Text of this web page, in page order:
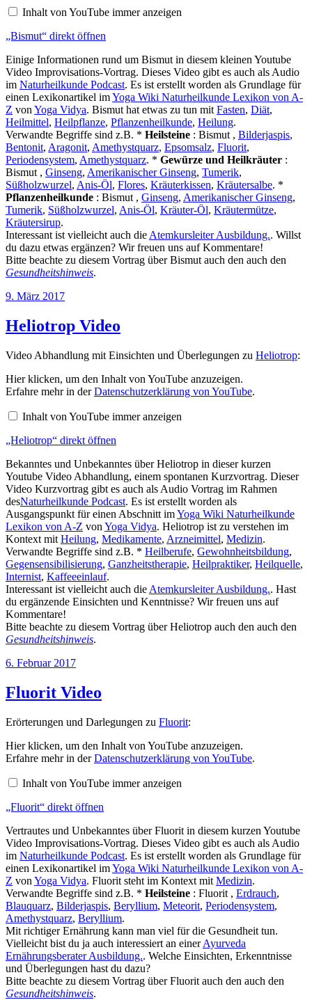
anzeigen
Inhalt von YouTube immer anzeigen
„Bismut“ direkt öffnen
Einige Informationen rund um Bismut in diesem kleinen Youtube
Video Improvisations-Vortrag. Dieses Video gibt es auch als Audio
im Naturheilkunde Podcast. Es ist erstellt worden als Grundlage für
einen Lexikonartikel imYoga Wiki Naturheilkunde Lexikon von A-
Z von Yoga Vidya. Bismut hat etwas zu tun mit Fasten, Diät,
Heilmittel, Heilpflanze, Pflanzenheilkunde, Heilung.
Verwandte Begriffe sind z.B. * Heilsteine : Bismut , Bilderjaspis,
Bentonit, Aragonit, Amethystquarz, Epsomsalz, Fluorit,
Periodensystem, Amethystquarz. * Gewürze und Heilkräuter :
Bismut , Ginseng, Amerikanischer Ginseng, Tumerik,
Süßholzwurzel, Anis-Öl, Flores, Kräuterkissen, Kräutersalbe. *
Pflanzenheilkunde : Bismut , Ginseng, Amerikanischer Ginseng,
Tumerik, Süßholzwurzel, Anis-Öl, Kräuter-Öl, Kräutermütze,
Kräutersirup.
Interessant ist vielleicht auch die Atemkursleiter Ausbildung.. Willst
du dazu etwas ergänzen? Wir freuen uns auf Kommentare!
Bitte beachte zu diesem Vortrag über Bismut auch den auch den
Gesundheitshinweis.
Veröffentlicht
9. März 2017
Heliotrop Video
Video Abhandlung mit Einsichten und Überlegungen zu Heliotrop:
„Heliotrop“
von
YouTube
anzeigen
Hier klicken, um den Inhalt von YouTube anzuzeigen.
Erfahre mehr in derDatenschutzerklärung von YouTube.
Inhalt von YouTube immer anzeigen
„Heliotrop“ direkt öffnen
Bekanntes und Unbekanntes über Heliotrop in dieser kurzen
Youtube Video Abhandlung, einem spontanen Kurzvortrag. Dieser
Video Kurzvortrag gibt es auch als Audio Vortrag im Rahmen
desNaturheilkunde Podcast. Es ist erstellt worden als
Ausgangspunkt für einen Abschnitt imYoga Wiki Naturheilkunde
Lexikon von A-Z von Yoga Vidya. Heliotrop ist zu verstehen im
Kontext mit Heilung, Medikamente, Arzneimittel, Medizin.
Verwandte Begriffe sind z.B. * Heilberufe, Gewohnheitsbildung,
Gegensensibilisierung, Ganzheitstherapie, Heilpraktiker, Heilquelle,
Internist, Kaffeeeinlauf.
Interessant ist vielleicht auch die Atemkursleiter Ausbildung.. Hast
du ergänzende Einsichten und Kenntnisse? Wir freuen uns auf
Kommentare!
Bitte beachte zu diesem Vortrag über Heliotrop auch den auch den
Gesundheitshinweis.
Veröffentlicht
6. Februar 2017
Fluorit Video
Erörterungen und Darlegungen zu Fluorit:
„Fluorit“
von
YouTube
Hier klicken, um den Inhalt von YouTube anzuzeigen.
Erfahre mehr in derDatenschutzerklärung von YouTube.
Inhalt von YouTube immer anzeigen
„Fluorit“ direkt öffnen
Vertrautes und Unbekanntes über Fluorit in diesem kurzen Youtube
Video Improvisations-Vortrag. Dieses Video gibt es auch als Audio
im Naturheilkunde Podcast. Es ist erstellt worden als Grundlage für
einen Lexikonartikel imYoga Wiki Naturheilkunde Lexikon von A-
Z von Yoga Vidya. Fluorit steht im Kontext mit Medizin.
Verwandte Begriffe sind z.B. * Heilsteine : Fluorit , Erdrauch,
Blauquarz, Bilderjaspis, Beryllium, Meteorit, Periodensystem,
Amethystquarz, Beryllium.
Mit richtiger Ernährung kann man viel für die Gesundheit tun.
Vielleicht bist du ja auch interessiert an einerAyurveda
Ernährungsberater Ausbildung.. Welche Einsichten, Erkenntnisse
und Überlegungen hast du dazu?
Bitte beachte zu diesem Vortrag über Fluorit auch den auch den
Gesundheitshinweis.